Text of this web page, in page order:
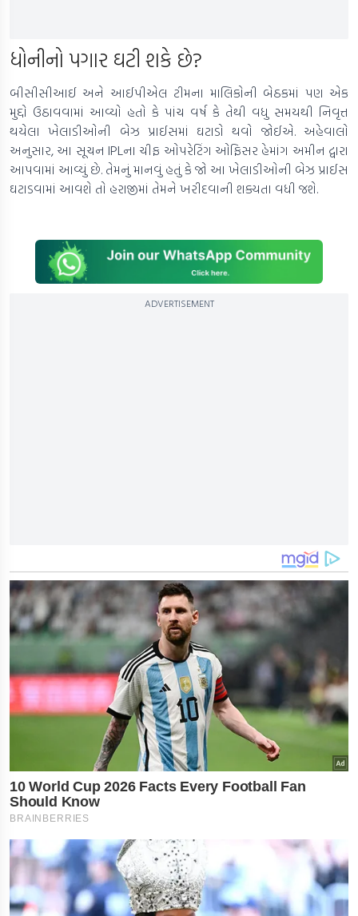
ધોનીનો પગાર ઘટી શકે છે?
બીસીસીઆઈ અને આઈપીએલ ટીમના માલિકોની બેઠકમાં પણ એક
મુદ્દો ઉઠાવવામાં આવ્યો હતો કે પાંચ વર્ષ કે તેથી વધુ સમયથી નિવૃત્ત
થયેલા ખેલાડીઓની બેઝ પ્રાઈસમાં ઘટાડો થવો જોઈએ. અહેવાલો
અનુસાર, આ સૂચન IPLના ચીફ ઓપરેટિંગ ઓફિસર હેમાંગ અમીન દ્વારા
આપવામાં આવ્યું છે. તેમનું માનવું હતું કે જો આ ખેલાડીઓની બેઝ પ્રાઈસ
ઘટાડવામાં આવશે તો હરાજીમાં તેમને ખરીદવાની શક્યતા વધી જશે.
ADVERTISEMENT